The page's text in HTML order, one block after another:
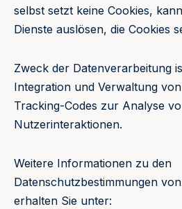
selbst setzt keine Cookies,
Dienste auslösen, die Cookies
Zweck der Datenverarbeitung
Integration und Verwaltung
Tracking-Codes zur Analyse
Nutzerinteraktionen.
Weitere Informationen zu den
Datenschutzbestimmungen
erhalten Sie unter: